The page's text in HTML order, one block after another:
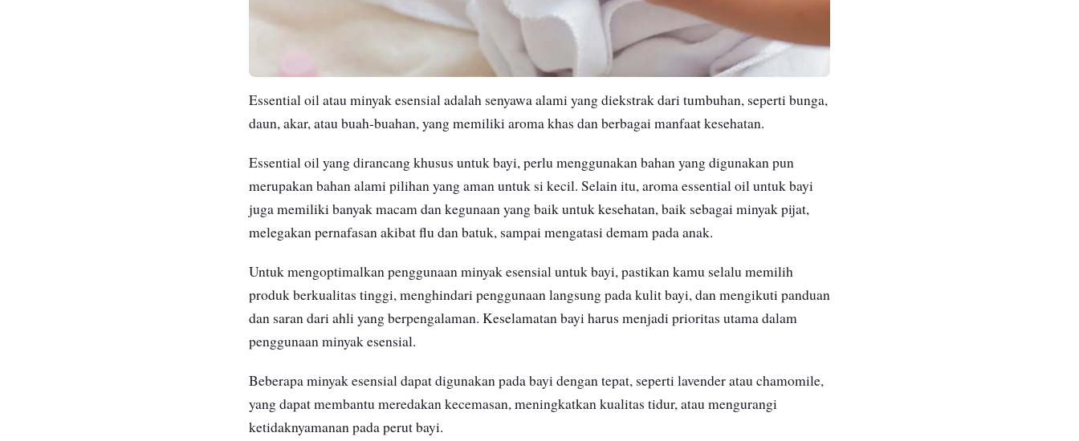
Essential oil atau minyak esensial adalah senyawa alami yang diekstrak dari tumbuhan, seperti bunga,
daun, akar, atau buah-buahan, yang memiliki aroma khas dan berbagai manfaat kesehatan.
Essential oil yang dirancang khusus untuk bayi, perlu menggunakan bahan yang digunakan pun
merupakan bahan alami pilihan yang aman untuk si kecil. Selain itu, aroma essential oil untuk bayi
juga memiliki banyak macam dan kegunaan yang baik untuk kesehatan, baik sebagai minyak pijat,
melegakan pernafasan akibat flu dan batuk, sampai mengatasi demam pada anak.
Untuk mengoptimalkan penggunaan minyak esensial untuk bayi, pastikan kamu selalu memilih
produk berkualitas tinggi, menghindari penggunaan langsung pada kulit bayi, dan mengikuti panduan
dan saran dari ahli yang berpengalaman. Keselamatan bayi harus menjadi prioritas utama dalam
penggunaan minyak esensial.
Beberapa minyak esensial dapat digunakan pada bayi dengan tepat, seperti lavender atau chamomile,
yang dapat membantu meredakan kecemasan, meningkatkan kualitas tidur, atau mengurangi
ketidaknyamanan pada perut bayi.